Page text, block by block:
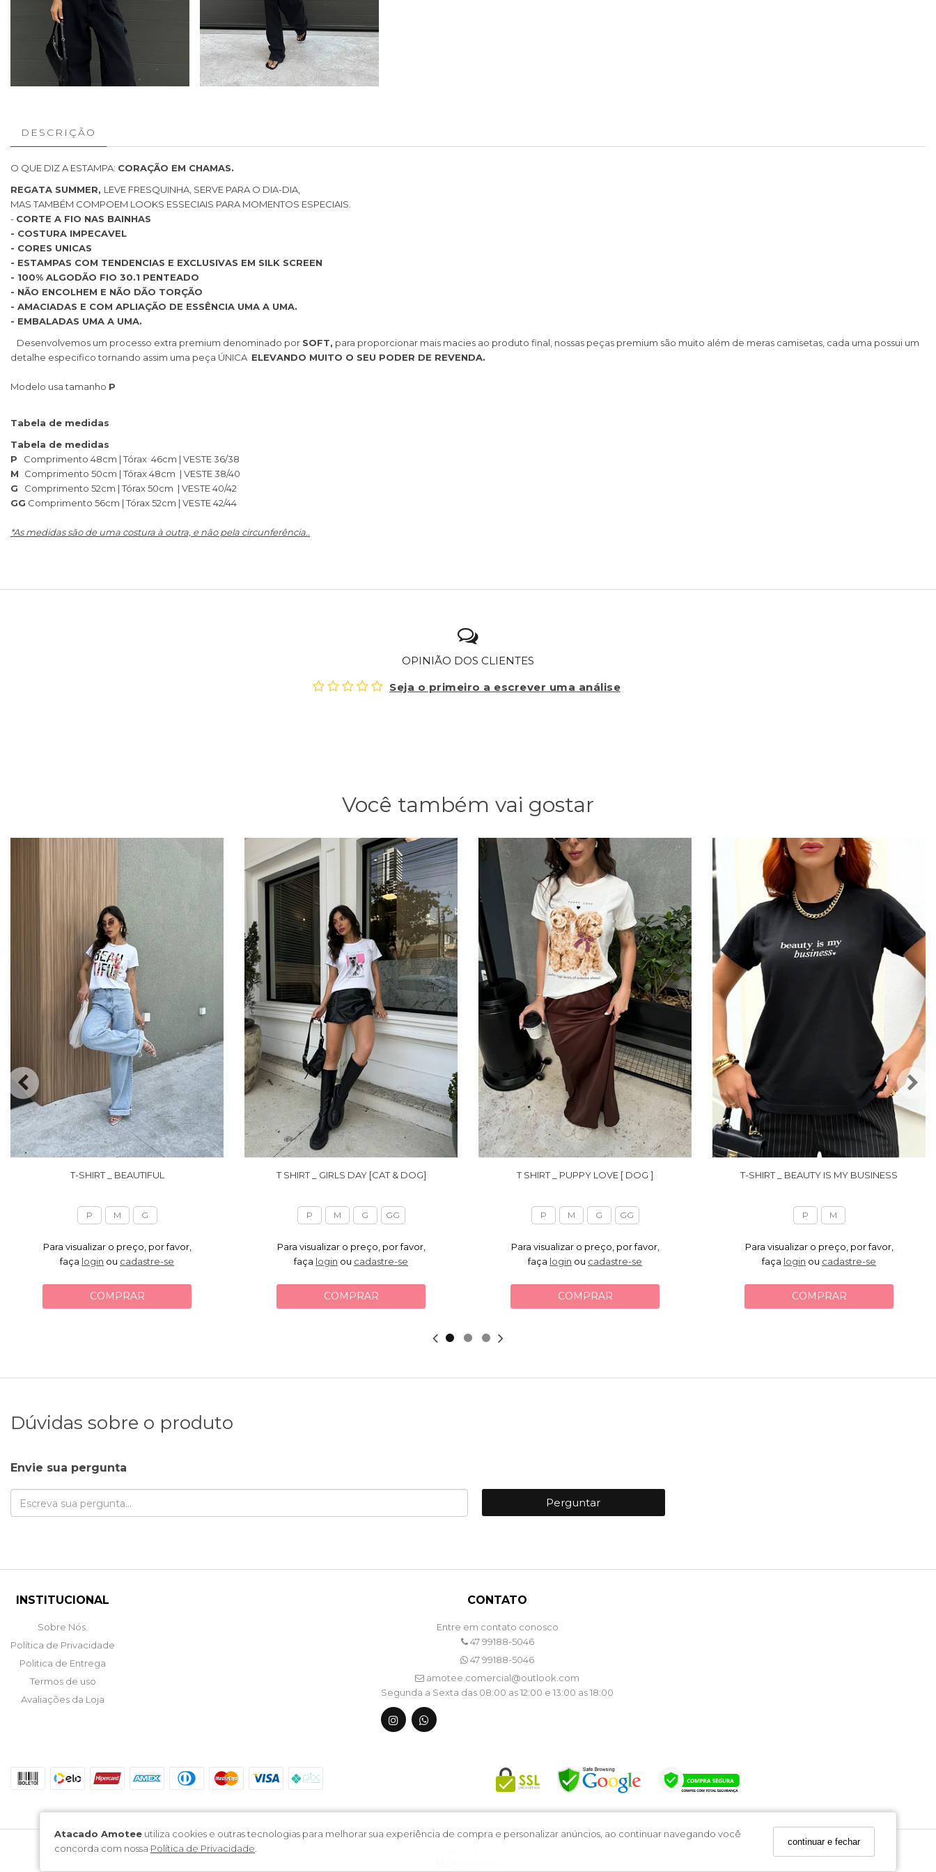
Atacado Amotee utiliza cookies e outras tecnologias para melhorar sua experiência de compra e personalizar anúncios, ao continuar navegando você
concorda com nossa Política de Privacidade.
continuar e fechar
DESCRIÇÃO
O QUE DIZ A ESTAMPA: CORAÇÃO EM CHAMAS.
REGATA SUMMER, LEVE FRESQUINHA, SERVE PARA O DIA-DIA,
MAS TAMBÉM COMPOEM LOOKS ESSECIAIS PARA MOMENTOS ESPECIAIS.
- CORTE A FIO NAS BAINHAS
- COSTURA IMPECAVEL
- CORES UNICAS
- ESTAMPAS COM TENDENCIAS E EXCLUSIVAS EM SILK SCREEN
- 100% ALGODÃO FIO 30.1 PENTEADO
- NÃO ENCOLHEM E NÃO DÃO TORÇÃO
- AMACIADAS E COM APLIAÇÃO DE ESSÊNCIA UMA A UMA.
- EMBALADAS UMA A UMA.
Desenvolvemos um processo extra premium denominado por SOFT, para proporcionar mais macies ao produto final, nossas peças premium são muito além de meras camisetas, cada uma possui um
detalhe especifico tornando assim uma peça ÚNICA ELEVANDO MUITO O SEU PODER DE REVENDA.
Modelo usa tamanho P
Tabela de medidas
Tabela de medidas
P Comprimento 48cm | Tórax 46cm | VESTE 36/38
M Comprimento 50cm | Tórax 48cm | VESTE 38/40
G Comprimento 52cm | Tórax 50cm | VESTE 40/42
GG Comprimento 56cm | Tórax 52cm | VESTE 42/44
*As medidas são de uma costura à outra, e não pela circunferência..
OPINIÃO DOS CLIENTES
Seja o primeiro a escrever uma análise
Você também vai gostar
T-SHIRT _ BEAUTIFUL
P M G
Para visualizar o preço, por favor,
faça login ou cadastre-se
COMPRAR
T SHIRT _ GIRLS DAY [CAT & DOG]
P M G GG
Para visualizar o preço, por favor,
faça login ou cadastre-se
COMPRAR
T SHIRT _ PUPPY LOVE [ DOG ]
P M G GG
Para visualizar o preço, por favor,
faça login ou cadastre-se
COMPRAR
T-SHIRT _ BEAUTY IS MY BUSINESS
P M
Para visualizar o preço, por favor,
faça login ou cadastre-se
COMPRAR
Dúvidas sobre o produto
Envie sua pergunta
Perguntar
INSTITUCIONAL
Sobre Nós.
Política de Privacidade
Politica de Entrega
Termos de uso
Avaliações da Loja
CONTATO
Entre em contato conosco
47 99188-5046
47 99188-5046
amotee.comercial@outlook.com
Segunda a Sexta das 08:00 as 12:00 e 13:00 as 18:00